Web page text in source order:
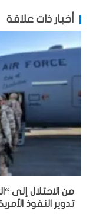
أخبار ذات علاقة
من الاحتلال إلى
تدوير النفوذ